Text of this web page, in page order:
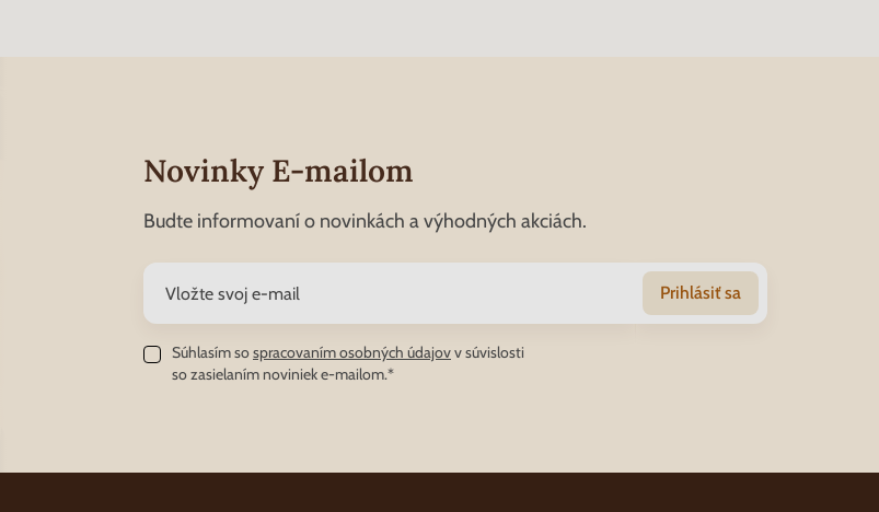
Novinky E-mailom
Budte informovaní o novinkách a výhodných akciách.
Prihlásiť sa
Súhlasím sospracovaním osobných údajovv súvislosti
so zasielaním noviniek e-mailom.*